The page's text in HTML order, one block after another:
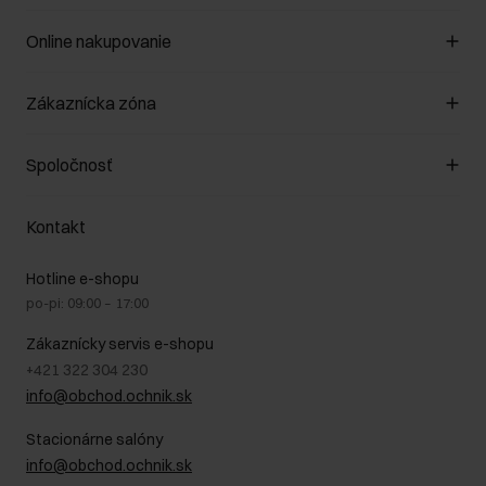
Online nakupovanie
Spravovať súbory cookie
Spôsob platby
Vrátenie
Zákaznícka zóna
Zákazníky klub
Pravidlá propagácie
Starostlivosť o kožu
Bezpečné nakupovanie
Blog
Najčastejšie kladené otázky (FAQ)
Spoločnosť
O nás
GDPR - Zásady ochrany osobných údajov
Právne informácie
Kontakt
Hotline e-shopu
po-pi: 09:00 – 17:00
Zákaznícky servis e-shopu
+421 322 304 230
info@obchod.ochnik.sk
Stacionárne salóny
info@obchod.ochnik.sk